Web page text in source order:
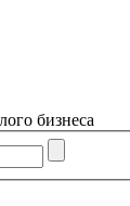
бизнеса